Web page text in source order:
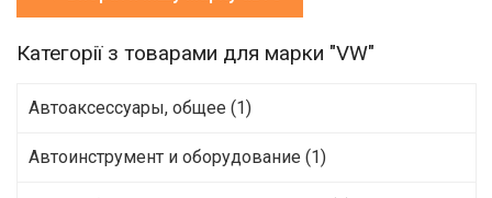
Категорії з товарами для марки "VW"
Автоаксессуары, общее (1)
Автоинструмент и оборудование (1)